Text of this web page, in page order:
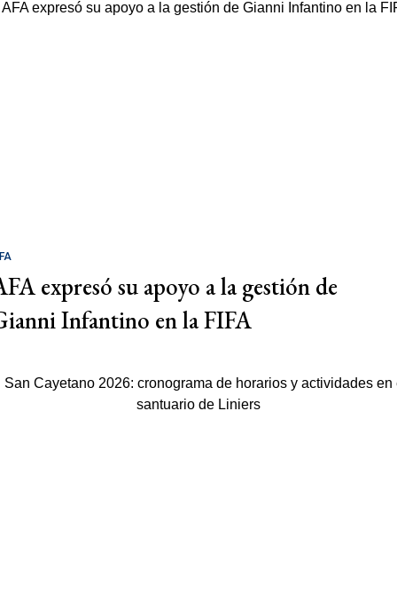
expresó su apoyo a la gestión de
Infantino en la FIFA